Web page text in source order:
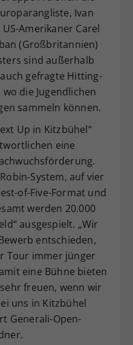
Ivan
Amerikaner Carel
(Großbritannien)
sind außerhalb
gefragte Hitting-
die Jugendlichen
sammeln können.
Up in Kitzbühel“
eine
System, auf vier
of-Five-Format und
werden 20.000
ausgespielt. „Wir
entschieden,
Tour immer jünger
eine Bühne bieten
freuen, wenn wir
uns in Kitzbühel
Generali-Open-